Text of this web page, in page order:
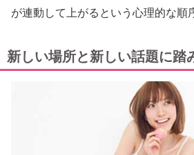
が連動して上がるという心理的な順
新しい場所と新しい話題に踏